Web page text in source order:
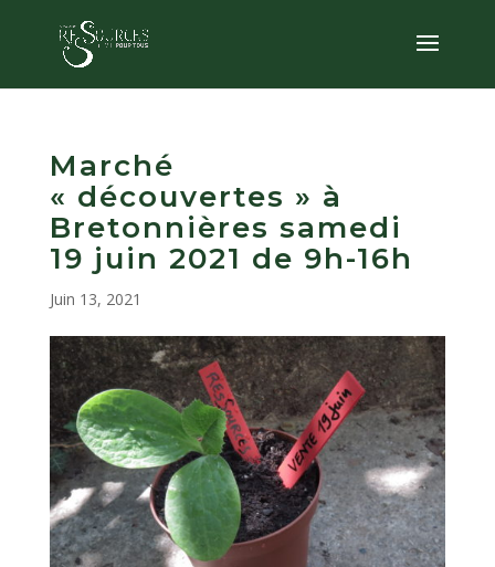
Marché
« découvertes » à
Bretonnières samedi
19 juin 2021 de 9h-16h
Juin 13, 2021